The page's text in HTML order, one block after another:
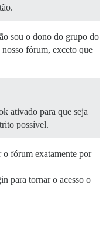
sou o dono do grupo do
fórum, exceto que
ativado para que seja
possível.
fórum exatamente por
para tornar o acesso o